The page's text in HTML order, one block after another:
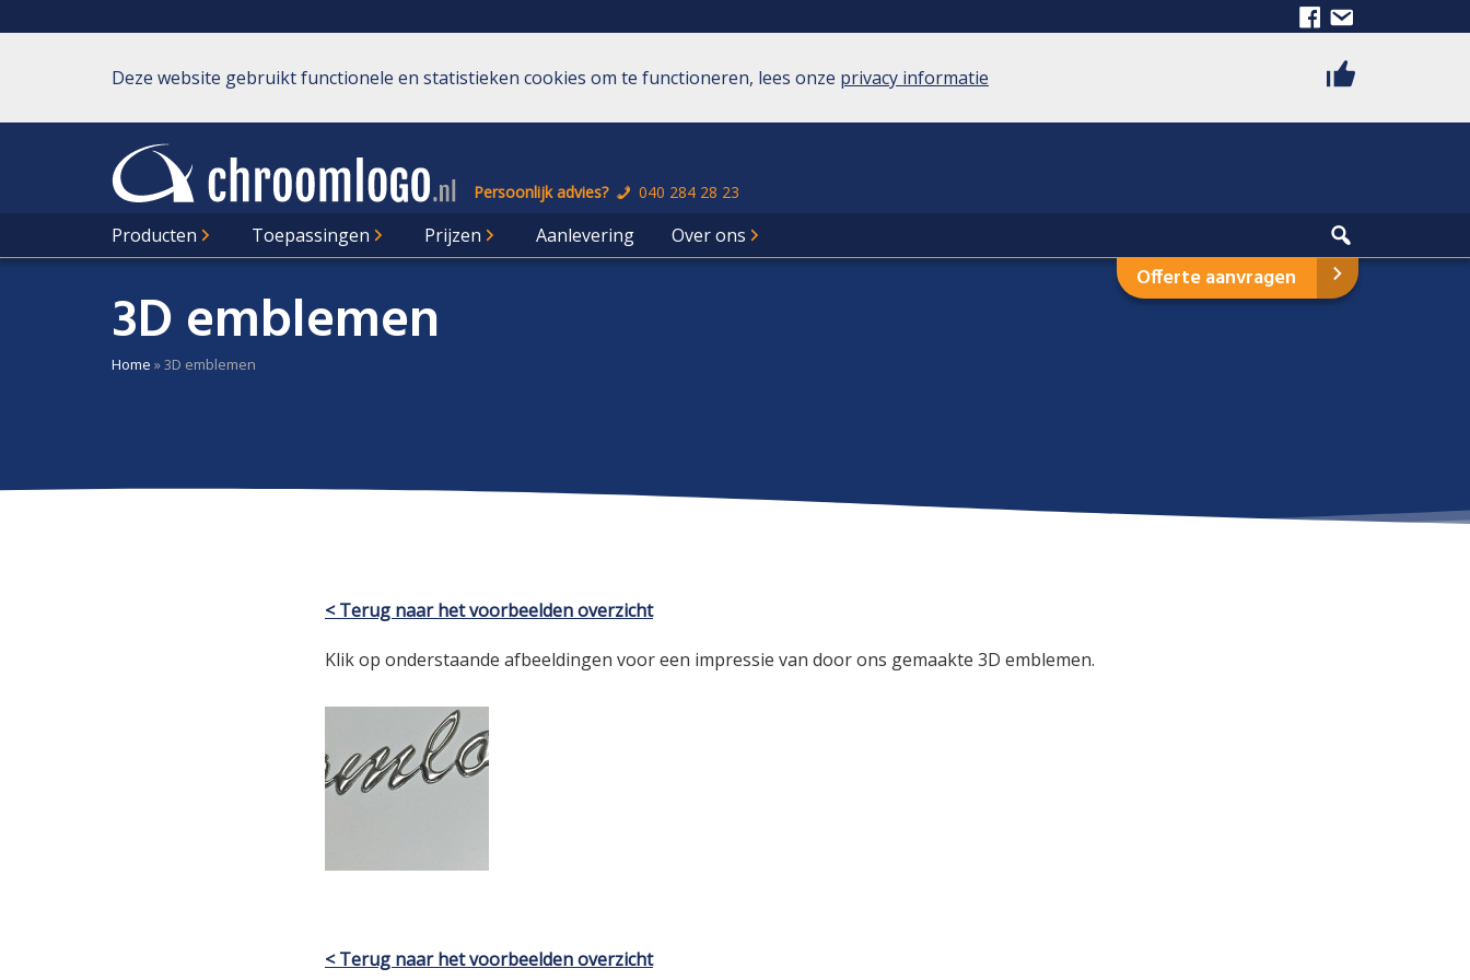
Deze website gebruikt functionele en statistieken cookies om te functioneren, lees onze privacy informatie
Persoonlijk advies? 040 284 28 23
Producten Toepassingen Prijzen Aanlevering Over ons
Offerte aanvragen
3D emblemen
Home »3D emblemen
< Terug naar het voorbeelden overzicht
Klik op onderstaande afbeeldingen voor een impressie van door ons gemaakte 3D emblemen.
< Terug naar het voorbeelden overzicht